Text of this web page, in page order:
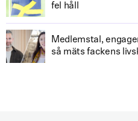
fel håll
Medlemstal,
så mäts fackens